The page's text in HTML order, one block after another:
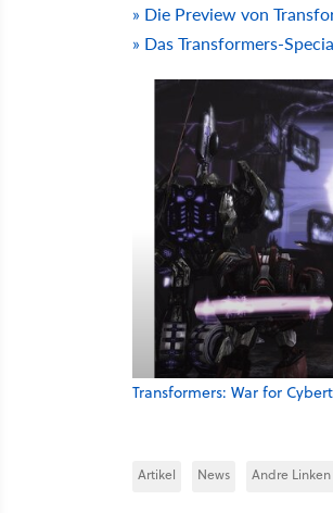
» Die Preview von
» Das Transformers-
Transformers: War for
Artikel News Andre Linken